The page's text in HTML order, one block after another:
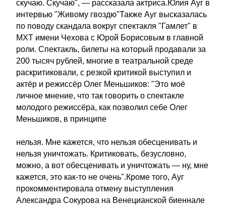
скучаю. Скучаю", — рассказала актриса.Юлия Ауг в
интервью "Живому гвоздю"Также Ауг высказалась
по поводу скандала вокруг спектакля "Гамлет" в
МХТ имени Чехова с Юрой Борисовым в главной
роли. Спектакль, билеты на который продавали за
200 тысяч рублей, многие в театральной среде
раскритиковали, с резкой критикой выступил и
актёр и режиссёр Олег Меньшиков: "Это моё
личное мнение, что так говорить о спектакле
молодого режиссёра, как позволил себе Олег
Меньшиков, в принципе
нельзя. Мне кажется, что нельзя обесценивать и
нельзя уничтожать. Критиковать, безусловно,
можно, а вот обесценивать и уничтожать — ну, мне
кажется, это как-то не очень".Кроме того, Ауг
прокомментировала отмену выступления
Александра Сокурова на Венецианской биеннале